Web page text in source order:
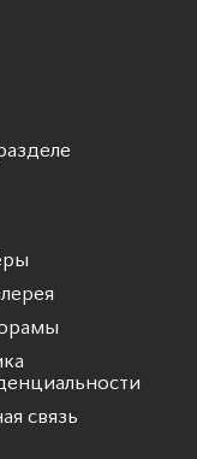
связь